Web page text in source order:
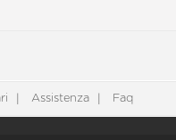
Assistenza Faq